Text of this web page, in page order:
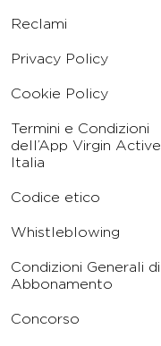
Reclami
Privacy Policy
Cookie Policy
Termini e Condizioni
dell’App Virgin Active
Italia
Codice etico
Whistleblowing
Condizioni Generali di
Abbonamento
Concorso